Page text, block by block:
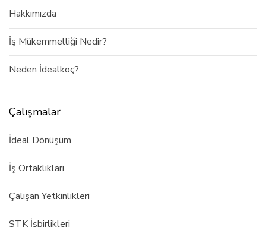
Hakkımızda
İş Mükemmelliği Nedir?
Neden İdealkoç?
Çalışmalar
İdeal Dönüşüm
İş Ortaklıkları
Çalışan Yetkinlikleri
STK İşbirlikleri